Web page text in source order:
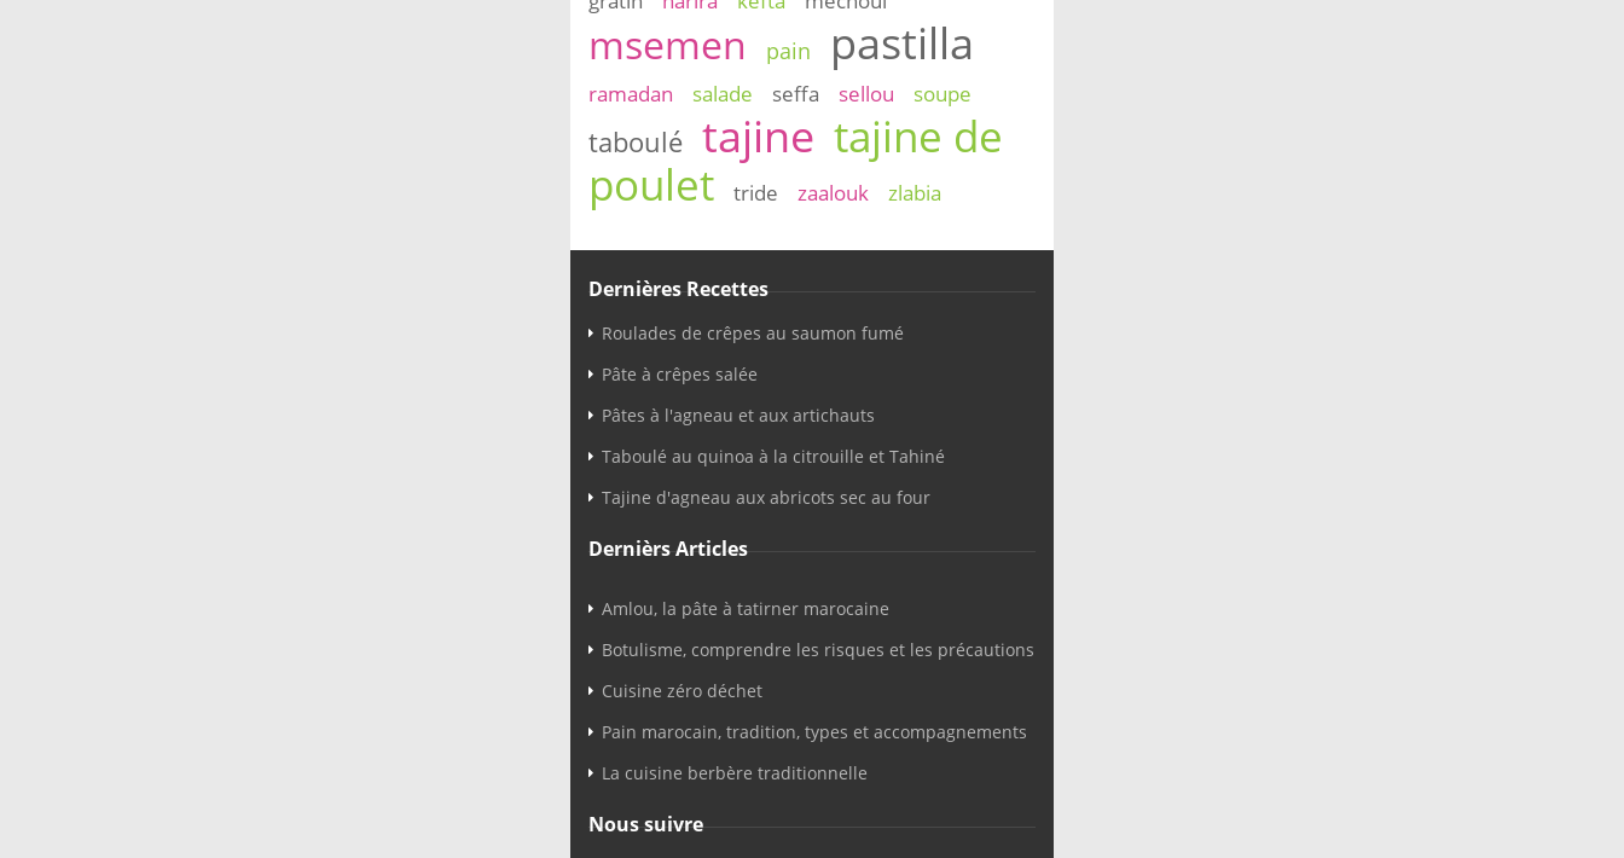
msemen pain pastilla
ramadan salade seffa sellou soupe
taboulé tajine tajine de
poulet
tride zaalouk zlabia
Dernières Recettes
Roulades de crêpes au saumon fumé
Pâte à crêpes salée
Pâtes à l'agneau et aux artichauts
Taboulé au quinoa à la citrouille et Tahiné
Tajine d'agneau aux abricots sec au four
Dernièrs Articles
Amlou, la pâte à tatirner marocaine
Botulisme, comprendre les risques et les précautions
Cuisine zéro déchet
Pain marocain, tradition, types et accompagnements
La cuisine berbère traditionnelle
Nous suivre